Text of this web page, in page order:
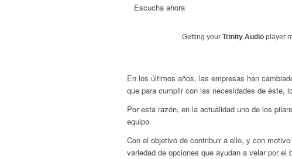
Escucha ahora
Getting your Trinity Audio player
En los últimos años, las empresas han
que para cumplir con las necesidades de éste,
Por esta razón, en la actualidad uno de los
equipo.
Con el objetivo de contribuir a ello, y con
variedad de opciones que ayudan a velar por